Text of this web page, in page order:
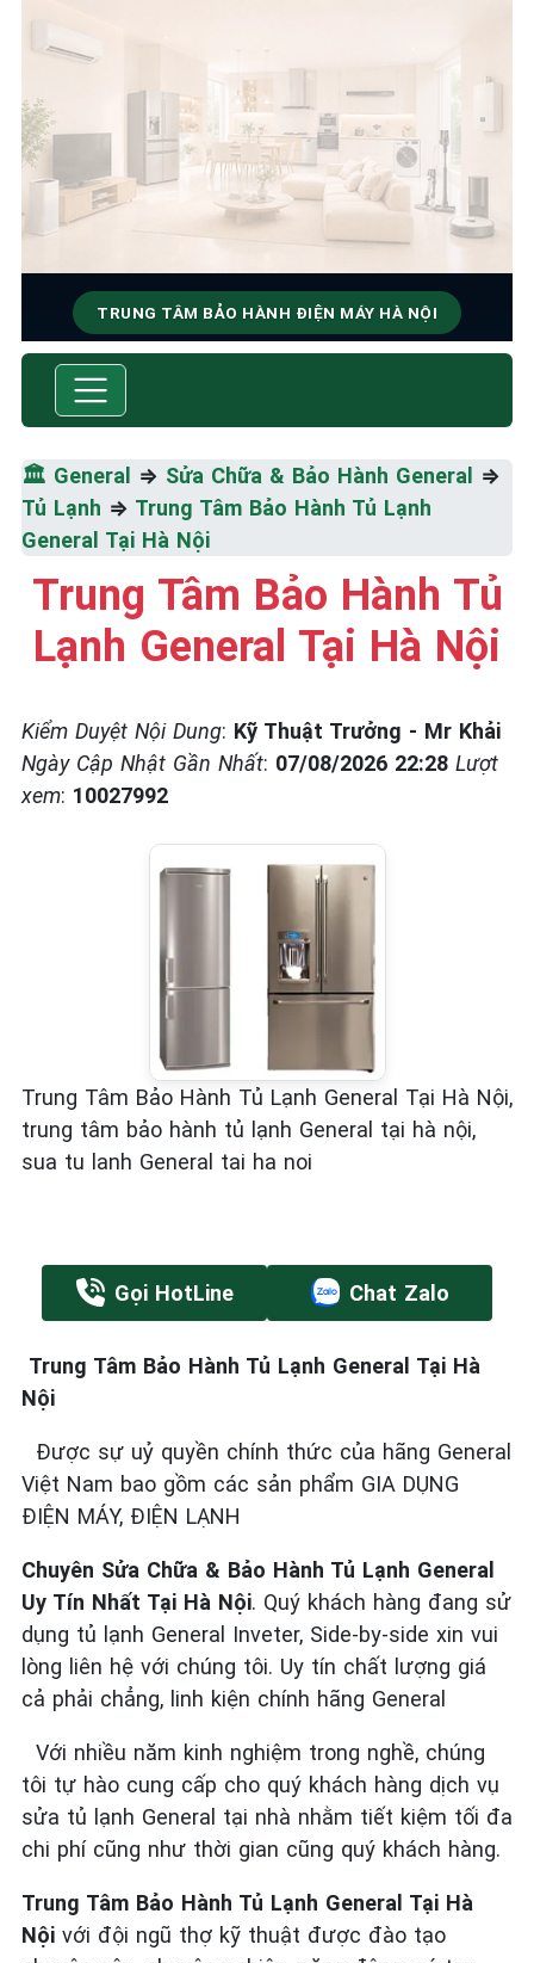
TRUNG TÂM BẢO HÀNH ĐIỆN MÁY HÀ NỘI
SỬA CHỮA & BẢO HÀNH
Thiểu
☎️ 09.86.85.89.22
🏛️ General ⇒ Sửa Chữa & Bảo Hành General
⇒
Tủ Lạnh ⇒ Trung Tâm Bảo Hành Tủ Lạnh
General Tại Hà Nội
Trung Tâm Bảo Hành Tủ
Lạnh General Tại Hà Nội
Kiểm Duyệt Nội Dung: Kỹ Thuật Trưởng - Mr Khải
Ngày Cập Nhật Gần Nhất: 07/08/2026 22:28 Lượt
xem: 10027992
Trung Tâm Bảo Hành Tủ Lạnh General Tại Hà Nội,
trung tâm bảo hành tủ lạnh General tại hà nội,
sua tu lanh General tai ha noi
Gọi HotLine Chat Zalo
Trung Tâm Bảo Hành Tủ Lạnh General Tại Hà
Nội
Được sự uỷ quyền chính thức của hãng General
Việt Nam bao gồm các sản phẩm GIA DỤNG
ĐIỆN MÁY, ĐIỆN LẠNH
Chuyên Sửa Chữa & Bảo Hành Tủ Lạnh General
Uy Tín Nhất Tại Hà Nội. Quý khách hàng đang sử
dụng tủ lạnh General Inveter, Side-by-side xin vui
lòng liên hệ với chúng tôi. Uy tín chất lượng giá
cả phải chẳng, linh kiện chính hãng General
Với nhiều năm kinh nghiệm trong nghề, chúng
tôi tự hào cung cấp cho quý khách hàng dịch vụ
sửa tủ lạnh General tại nhà nhằm tiết kiệm tối đa
chi phí cũng như thời gian cũng quý khách hàng.
Trung Tâm Bảo Hành Tủ Lạnh General Tại Hà
Nội với đội ngũ thợ kỹ thuật được đào tạo